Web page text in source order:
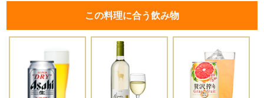
この料理に合う飲み物